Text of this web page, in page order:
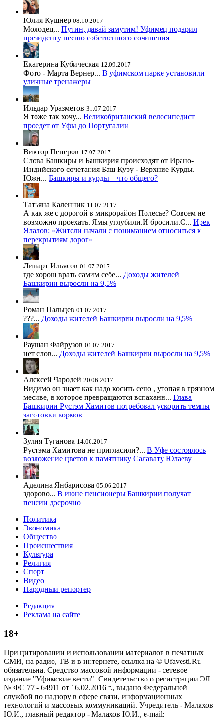
Юлия Кушнер 08.10.2017
Молодец... Путин, давай замутим! Уфимец подарил
президенту песню собственного сочинения
Екатерина Кубическая 12.09.2017
Фото - Марта Вернер... В уфимском парке установили
уличные тренажеры
Ильдар Уразметов 31.07.2017
Я тоже так хочу... Великобританский велосипедист
проедет от Уфы до Португалии
Виктор Пенеров 17.07.2017
Слова Башкиры и Башкирия происходят от Ирано-
Индийского сочетания Баш Куру - Верхние Курды.
Южн... Башкиры и курды – что общего?
Татьяна Каленник 11.07.2017
А как же с дорогой в микрорайон Полесье? Совсем не
возможно проехать. Ямы углубили.И бросили.С... Ирек
Ялалов: «Жители начали с пониманием относиться к
перекрытиям дорог»
Линарт Ильясов 01.07.2017
где хорош врать самим себе... Доходы жителей
Башкирии выросли на 9,5%
Роман Пальцев 01.07.2017
???... Доходы жителей Башкирии выросли на 9,5%
Раушан Файрузов 01.07.2017
нет слов... Доходы жителей Башкирии выросли на 9,5%
Алексей Чародей 20.06.2017
Видимо он знает как надо косить сено , утопая в грязном
месиве, в которое превращаются вспаханн... Глава
Башкирии Рустэм Хамитов потребовал ускорить темпы
заготовки кормов
Зулия Туганова 14.06.2017
Рустэма Хамитова не пригласили?... В Уфе состоялось
возложение цветов к памятнику Салавату Юлаеву
Аделина Янбарисова 05.06.2017
здорово... В июне пенсионеры Башкирии получат
пенсии досрочно
Политика
Экономика
Общество
Происшествия
Культура
Религия
Спорт
Видео
Народный репортёр
Редакция
Реклама на сайте
18+
При цитировании и использовании материалов в печатных
СМИ, на радио, ТВ и в интернете, ссылка на © Ufavesti.Ru
обязательна. Средство массовой информации - сетевое
издание "Уфимские вести". Свидетельство о регистрации ЭЛ
№ ФС 77 - 64911 от 16.02.2016 г., выдано Федеральной
службой по надзору в сфере связи, информационных
технологий и массовых коммуникаций. Учредитель - Малахов
Ю.И., главный редактор - Малахов Ю.И., e-mail: